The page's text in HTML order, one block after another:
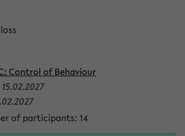
Control of Behaviour
of participants: 14